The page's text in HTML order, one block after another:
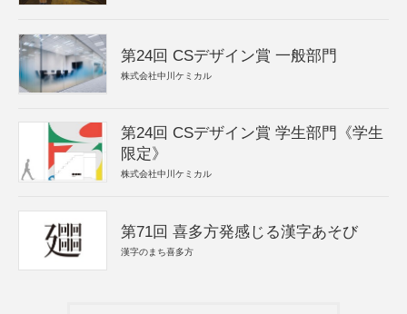
第24回 CSデザイン賞 一般部門
株式会社中川ケミカル
第24回 CSデザイン賞 学生部門《学生
限定》
株式会社中川ケミカル
第71回 喜多方発感じる漢字あそび
漢字のまち喜多方